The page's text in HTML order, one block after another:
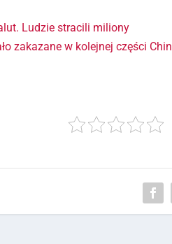
Ludzie stracili miliony
zakazane w kolejnej części Chin